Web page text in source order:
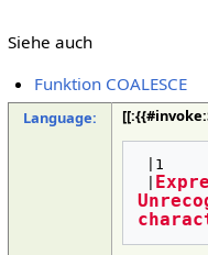
Siehe auch
Funktion COALESCE
Language: